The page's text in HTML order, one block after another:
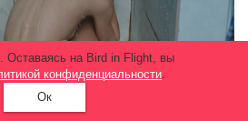
Оставаясь на Bird in Flight, вы
конфиденциальности.
Ок